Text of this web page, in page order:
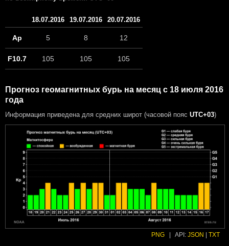
18.07.2016 19.07.2016 20.07.2016
Ap 5 8 12
F10.7 105 105 105
Прогноз геомагнитных бурь на месяц с 18 июля 2016
года
Информация приведена для средних широт (часовой пояс UTC+03)
PNG API: JSON TXT